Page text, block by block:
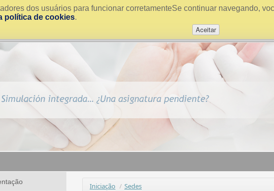
dos usuários para funcionar corretamenteSe continuar navegando,
política de cookies.
Aceitar
Iniciação / Sedes